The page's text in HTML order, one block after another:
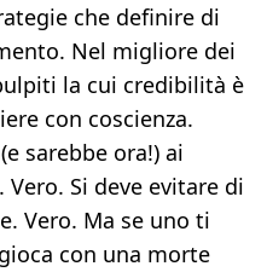
che definire di
Nel migliore dei
la cui credibilità è
con coscienza.
sarebbe ora!) ai
Si deve evitare di
Vero. Ma se uno ti
con una morte